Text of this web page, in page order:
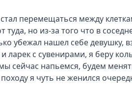
перемещаться между
но из-за того что в
убежал нашел себе девушку,
с сувенирами, я беру
сейчас напьемся, будем
я чуть не женился